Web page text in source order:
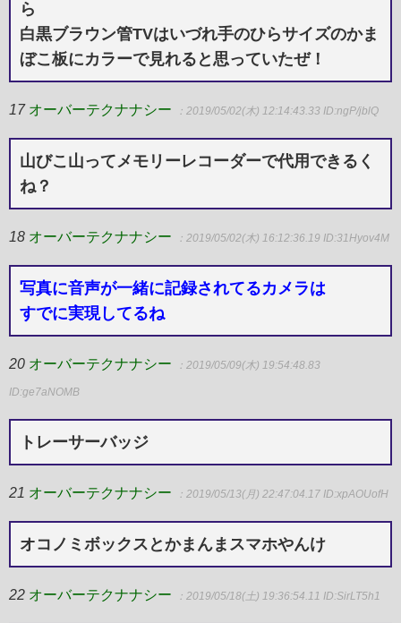
ら
白黒ブラウン管TVはいづれ手のひらサイズのかま
ぼこ板にカラーで見れると思っていたぜ！
17 オーバーテクナナシー ：2019/05/02(木) 12:14:43.33 ID:ngP/jblQ
山びこ山ってメモリーレコーダーで代用できるく
ね？
18 オーバーテクナナシー ：2019/05/02(木) 16:12:36.19 ID:31Hyov4M
写真に音声が一緒に記録されてるカメラは
すでに実現してるね
20 オーバーテクナナシー ：2019/05/09(木) 19:54:48.83
ID:ge7aNOMB
トレーサーバッジ
21 オーバーテクナナシー ：2019/05/13(月) 22:47:04.17 ID:xpAOUofH
オコノミボックスとかまんまスマホやんけ
22 オーバーテクナナシー ：2019/05/18(土) 19:36:54.11 ID:SirLT5h1